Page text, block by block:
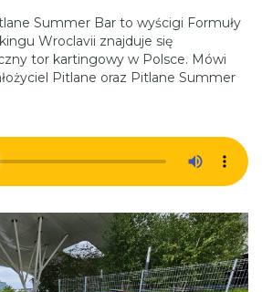
Summer Bar to wyścigi Formuły
Wroclavii znajduje się
tor kartingowy w Polsce. Mówi
Pitlane oraz Pitlane Summer